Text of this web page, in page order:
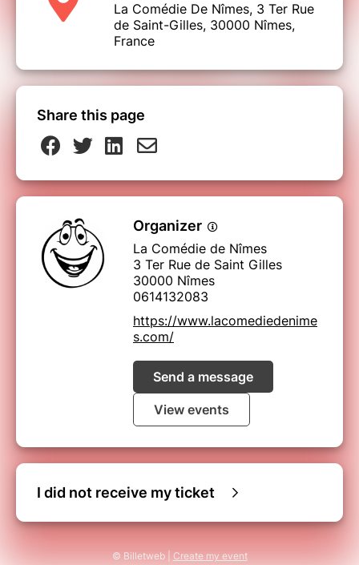
La Comédie De Nîmes, 3 Ter Rue
de Saint-Gilles, 30000 Nîmes,
France
Share this page
Organizer
La Comédie de Nîmes
3 Ter Rue de Saint Gilles
30000 Nîmes
0614132083
https://www.lacomediedenime
s.com/
Send a message
View events
I did not receive my ticket
© Billetweb | Create my event